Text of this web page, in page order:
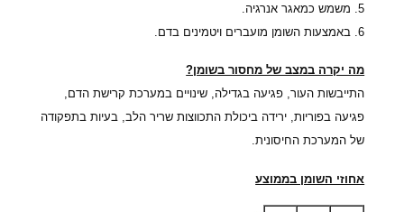
5. משמש כמאגר אנרגיה.
6. באמצעות השומן מועברים ויטמינים בדם.
מה יקרה במצב של מחסור בשומן?
התייבשות העור, פגיעה בגדילה, שינויים במערכת קרישת הדם,
פגיעה בפוריות, ירידה ביכולת התכווצות שריר הלב, בעיות בתפקודה
של המערכת החיסונית.
אחוזי השומן בממוצע